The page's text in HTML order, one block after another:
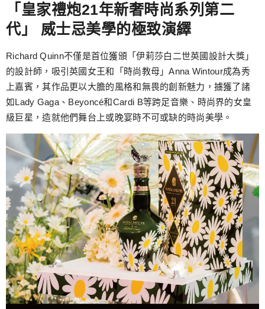
「皇家禮炮21年新奢時尚系列第二
代」 威士忌美學的極致演繹
Richard Quinn不僅是首位獲頒「伊莉莎白二世英國設計大獎」
的設計師，吸引英國女王和「時尚教母」Anna Wintour成為秀
上嘉賓，其作品更以大膽的風格和無畏的創新魅力，擄獲了諸
如Lady Gaga、Beyoncé和Cardi B等跨足音樂、時尚界的女皇
級巨星，造就他們舞台上或晚宴時不可或缺的時尚美學。